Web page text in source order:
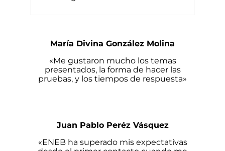
María Divina González Molina
«Me gustaron mucho los temas
presentados, la forma de hacer las
pruebas, y los tiempos de respuesta»
Juan Pablo Peréz Vásquez
«ENEB ha superado mis expectativas